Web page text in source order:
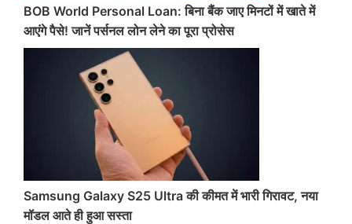
BOB World Personal Loan: बिना बैंक जाए मिनटों में खाते में
आएंगे पैसे! जानें पर्सनल लोन लेने का पूरा प्रोसेस
Samsung Galaxy S25 Ultra की कीमत में भारी गिरावट, नया
मॉडल आते ही हुआ सस्ता